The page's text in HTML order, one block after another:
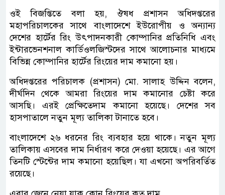
ওই বিজপ্তিতে বলা হয়, ঔষধ প্রশাসন অধিদপ্তরের
মহাপরিচালকের সাথে বাংলাদেশে ইউরোপীয় ও অন্যান্য
দেশের হার্টের রিং উৎপাদনকারী কোম্পানির প্রতিনিধি এবং
ইন্টারভেনশনাল কার্ডিওলজিস্টদের সাথে আলোচনার মাধ্যমে
বিভিন্ন কোম্পানির হার্টের রিংয়ের দাম কমানো হয়।
অধিদপ্তরের পরিচালক (প্রশাসন) মো. সালাহ উদ্দিন বলেন,
দীর্ঘদিন থেকে আমরা রিংয়ের দাম কমানোর চেষ্টা করে
আসছি। এরই প্রেক্ষিতেদাম কমানো হয়েছে। দেশের সব
হাসপাতালে নতুন মূল্য তালিকা টানাতে হবে।
বাংলাদেশে ২৬ ধরনের রিং ব্যবহার হয়ে থাকে। নতুন মূল্য
তালিকায় এসবের দাম নির্ধারণ করে দেওয়া হয়েছে। এর আগে
তিনটি স্টেন্টের দাম কমানো হয়েছিল। যা এখনো অপরিবর্তিত
রয়েছে।